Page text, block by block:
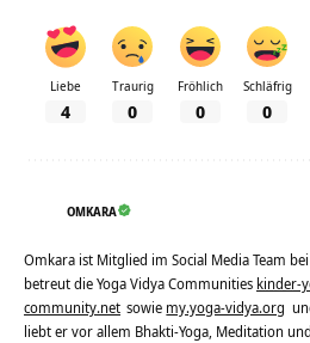
Liebe
4
Traurig
0
Fröhlich
0
Schläfrig
0
OMKARA
Omkara ist Mitglied im Social Media Team
betreut die Yoga Vidya Communities kinder-
community.net sowie my.yoga-vidya.org
liebt er vor allem Bhakti-Yoga, Meditation